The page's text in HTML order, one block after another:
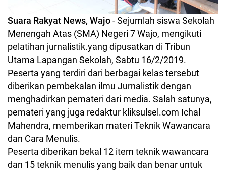
Suara Rakyat News, Wajo - Sejumlah siswa Sekolah
Menengah Atas (SMA) Negeri 7 Wajo, mengikuti
pelatihan jurnalistik.yang dipusatkan di Tribun
Utama Lapangan Sekolah, Sabtu 16/2/2019.
Peserta yang terdiri dari berbagai kelas tersebut
diberikan pembekalan ilmu Jurnalistik dengan
menghadirkan pemateri dari media. Salah satunya,
pemateri yang juga redaktur kliksulsel.com Ichal
Mahendra, memberikan materi Teknik Wawancara
dan Cara Menulis.
Peserta diberikan bekal 12 item teknik wawancara
dan 15 teknik menulis yang baik dan benar untuk